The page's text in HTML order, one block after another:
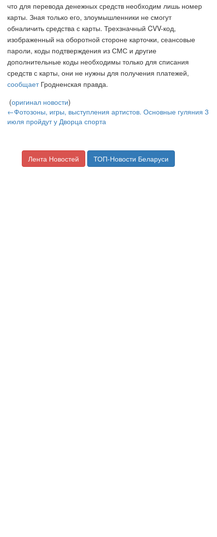
что для перевода денежных средств необходим лишь номер
карты. Зная только его, злоумышленники не смогут
обналичить средства с карты. Трехзначный CVV-код,
изображенный на оборотной стороне карточки, сеансовые
пароли, коды подтверждения из СМС и другие
дополнительные коды необходимы только для списания
средств с карты, они не нужны для получения платежей,
сообщаетГродненская правда.
(оригинал новости)
←Фотозоны, игры, выступления артистов. Основные гуляния 3
июля пройдут у Дворца спорта
Лента Новостей ТОП-Новости Беларуси